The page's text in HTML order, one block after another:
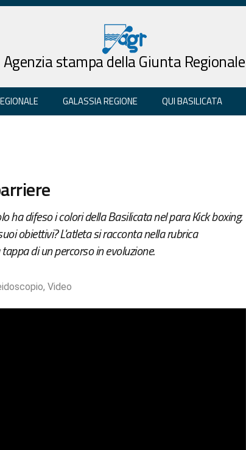
Agenzia stampa della Giunta Regionale
GALASSIA REGIONE QUI BASILICATA
ha difeso i colori della Basilicata nel para Kick boxing.
obiettivi? L'atleta si racconta nella rubrica
di un percorso in evoluzione.
, Video